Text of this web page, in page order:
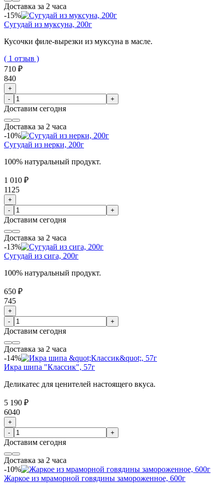
Доставка за 2 часа
-15%
Сугудай из муксуна, 200г
Кусочки филе-вырезки из муксуна в масле.
( 1 отзыв )
710 ₽
840
+
-
+
Доставим сегодня
Доставка за 2 часа
-10%
Сугудай из нерки, 200г
100% натуральный продукт.
1 010 ₽
1125
+
-
+
Доставим сегодня
Доставка за 2 часа
-13%
Сугудай из сига, 200г
100% натуральный продукт.
650 ₽
745
+
-
+
Доставим сегодня
Доставка за 2 часа
-14%
Икра шипа "Классик", 57г
Деликатес для ценителей настоящего вкуса.
5 190 ₽
6040
+
-
+
Доставим сегодня
Доставка за 2 часа
-10%
Жаркое из мраморной говядины замороженное, 600г